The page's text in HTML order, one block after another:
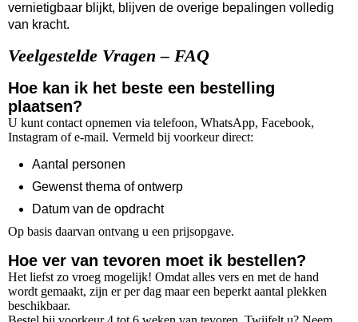
vernietigbaar blijkt, blijven de overige bepalingen volledig
van kracht.
Veelgestelde Vragen – FAQ
Hoe kan ik het beste een bestelling
plaatsen?
U kunt contact opnemen via telefoon, WhatsApp, Facebook,
Instagram of e-mail. Vermeld bij voorkeur direct:
Aantal personen
Gewenst thema of ontwerp
Datum van de opdracht
Op basis daarvan ontvang u een prijsopgave.
Hoe ver van tevoren moet ik bestellen?
Het liefst zo vroeg mogelijk! Omdat alles vers en met de hand
wordt gemaakt, zijn er per dag maar een beperkt aantal plekken
beschikbaar.